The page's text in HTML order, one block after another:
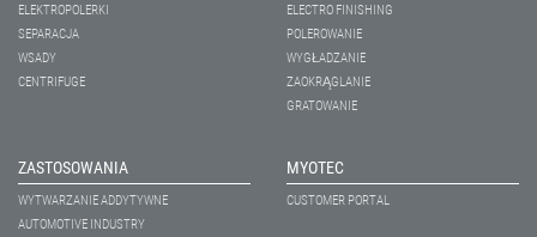
ELEKTROPOLERKI
SEPARACJA
WSADY
CENTRIFUGE
ELECTRO FINISHING
POLEROWANIE
WYGŁADZANIE
ZAOKRĄGLANIE
GRATOWANIE
ZASTOSOWANIA
WYTWARZANIE ADDYTYWNE
AUTOMOTIVE INDUSTRY
MYOTEC
CUSTOMER PORTAL